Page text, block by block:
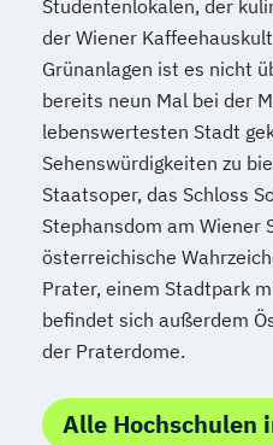
Meteorologie
programme in
(MEi:CogSci)
Molekulare Biologie
Molekulare
Mikrobielle Ökologie
Musikwissenschaft
Naturschutz und
Nederlandistik
Philosophie
Studentenlokalen, der
der Wiener
Grünanlagen ist es nicht
bereits neun Mal bei der
lebenswertesten Stadt
Sehenswürdigkeiten zu
Staatsoper, das Schloss
Stephansdom am Wiener
österreichische
Prater, einem Stadtpark
befindet sich außerdem
der Praterdome.
Alle Hochschulen